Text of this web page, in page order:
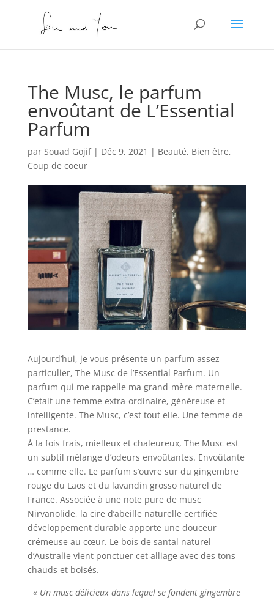
The Musc, le parfum
envoûtant de L’Essential
Parfum
par Souad Gojif| Déc 9, 2021 | Beauté, Bien être,
Coup de coeur
Aujourd’hui, je vous présente un parfum assez
particulier, The Musc de l’Essential Parfum. Un
parfum qui me rappelle ma grand-mère maternelle.
C’etait une femme extra-ordinaire, généreuse et
intelligente. The Musc, c’est tout elle. Une femme de
prestance.
À la fois frais, mielleux et chaleureux, The Musc est
un subtil mélange d’odeurs envoûtantes. Envoûtante
… comme elle. Le parfum s’ouvre sur du gingembre
rouge du Laos et du lavandin grosso naturel de
France. Associée à une note pure de musc
Nirvanolide, la cire d’abeille naturelle certifiée
développement durable apporte une douceur
crémeuse au cœur. Le bois de santal naturel
d’Australie vient ponctuer cet alliage avec des tons
chauds et boisés.
« Un musc délicieux dans lequel se fondent gingembre